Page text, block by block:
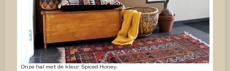
Onze hal met de kleur Spiced Honey.